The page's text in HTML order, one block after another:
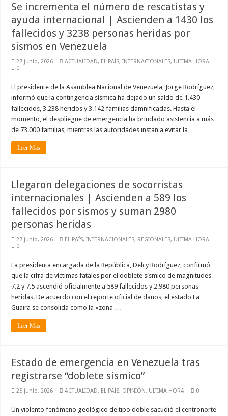
Se incrementa el número de rescatistas y
ayuda internacional | Ascienden a 1430 los
fallecidos y 3238 personas heridas por
sismos en Venezuela
27 junio, 2026 ACTUALIDAD, EL PAÍS,INTERNACIONALES, ULTIMA HORA
0
El presidente de la Asamblea Nacional de Venezuela, Jorge Rodríguez,
informó que la contingencia sísmica ha dejado un saldo de 1.430
fallecidos, 3.238 heridos y 3.142 familias damnificadas. Hasta el
momento, el despliegue de emergencia ha brindado asistencia a más
de 73.000 familias, mientras las autoridades instan a evitar la …
Leer Mas
Llegaron delegaciones de socorristas
internacionales | Ascienden a 589 los
fallecidos por sismos y suman 2980
personas heridas
27 junio, 2026 EL PAÍS,INTERNACIONALES, REGIONALES, ULTIMA HORA
0
La presidenta encargada de la República, Delcy Rodríguez, confirmó
que la cifra de víctimas fatales por el doblete sísmico de magnitudes
7.2 y 7.5 ascendió oficialmente a 589 fallecidos y 2.980 personas
heridas. De acuerdo con el reporte oficial de daños, el estado La
Guaira se consolida como la «zona …
Leer Mas
Estado de emergencia en Venezuela tras
registrarse “doblete sísmico”
25 junio, 2026 ACTUALIDAD, EL PAÍS, OPINIÓN, ULTIMA HORA 0
Un violento fenómeno geológico de tipo doble sacudió el centronorte